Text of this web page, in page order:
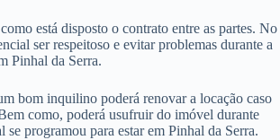
está disposto o contrato entre as partes. No
ser respeitoso e evitar problemas durante a
Pinhal da Serra.
bom inquilino poderá renovar a locação caso
como, poderá usufruir do imóvel durante
programou para estar em Pinhal da Serra.